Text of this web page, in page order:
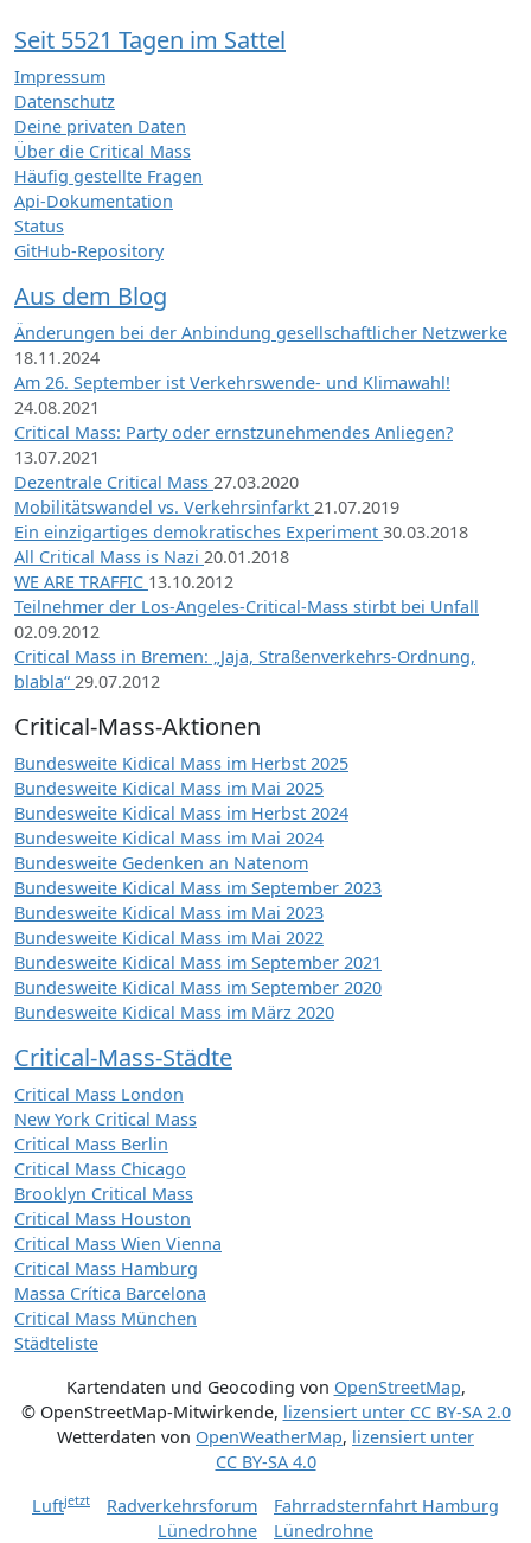
Seit 5521 Tagen im Sattel
Impressum
Datenschutz
Deine privaten Daten
Über die Critical Mass
Häufig gestellte Fragen
Api-Dokumentation
Status
GitHub-Repository
Aus dem Blog
Änderungen bei der Anbindung gesellschaftlicher Netzwerke
18.11.2024
Am 26. September ist Verkehrswende- und Klimawahl!
24.08.2021
Critical Mass: Party oder ernstzunehmendes Anliegen?
13.07.2021
Dezentrale Critical Mass 27.03.2020
Mobilitätswandel vs. Verkehrsinfarkt 21.07.2019
Ein einzigartiges demokratisches Experiment 30.03.2018
All Critical Mass is Nazi 20.01.2018
WE ARE TRAFFIC 13.10.2012
Teilnehmer der Los-Angeles-Critical-Mass stirbt bei Unfall
02.09.2012
Critical Mass in Bremen: „Jaja, Straßenverkehrs-Ordnung,
blabla“ 29.07.2012
Critical-Mass-Aktionen
Bundesweite Kidical Mass im Herbst 2025
Bundesweite Kidical Mass im Mai 2025
Bundesweite Kidical Mass im Herbst 2024
Bundesweite Kidical Mass im Mai 2024
Bundesweite Gedenken an Natenom
Bundesweite Kidical Mass im September 2023
Bundesweite Kidical Mass im Mai 2023
Bundesweite Kidical Mass im Mai 2022
Bundesweite Kidical Mass im September 2021
Bundesweite Kidical Mass im September 2020
Bundesweite Kidical Mass im März 2020
Critical-Mass-Städte
Critical Mass London
New York Critical Mass
Critical Mass Berlin
Critical Mass Chicago
Brooklyn Critical Mass
Critical Mass Houston
Critical Mass Wien Vienna
Critical Mass Hamburg
Massa Crítica Barcelona
Critical Mass München
Städteliste
Kartendaten und Geocoding von OpenStreetMap,
© OpenStreetMap-Mitwirkende, lizensiert unter CC BY-SA 2.0
Wetterdaten von OpenWeatherMap, lizensiert unter
CC BY-SA 4.0
Luftjetzt Radverkehrsforum
Fahrradsternfahrt Hamburg
Lünedrohne
Lünedrohne